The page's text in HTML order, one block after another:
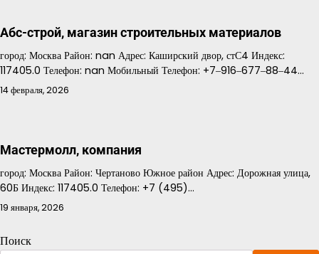
Абс-строй, магазин строительных материалов
город: Москва Район: nan Адрес: Каширский двор, стС4 Индекс:
117405.0 Телефон: nan Мобильный Телефон: +7‒916‒677‒88‒44…
14 февраля, 2026
Мастермолл, компания
город: Москва Район: Чертаново Южное район Адрес: Дорожная улица,
60Б Индекс: 117405.0 Телефон: +7 (495)…
19 января, 2026
Поиск